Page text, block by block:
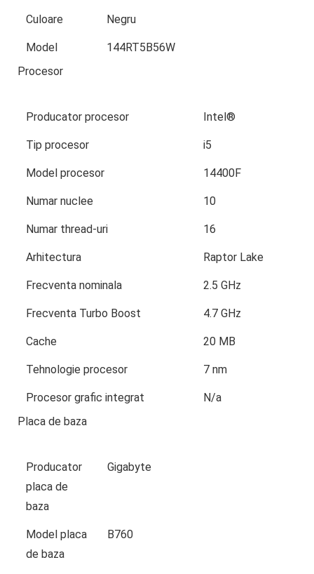
Culoare Negru
Model
144RT5B56W
Procesor
Producator procesor Intel®
Tip procesor i5
Model procesor 14400F
Numar nuclee 10
Numar thread-uri 16
Arhitectura Raptor Lake
Frecventa nominala 2.5 GHz
Frecventa Turbo Boost 4.7 GHz
Cache 20 MB
Tehnologie procesor 7 nm
Procesor grafic integrat
N/a
Placa de baza
Producator
placa de
baza
Gigabyte
Model placa
de baza
B760